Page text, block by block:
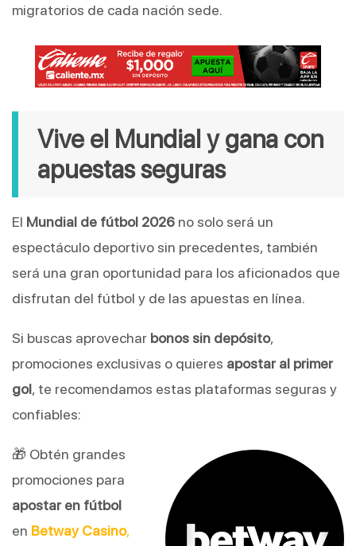
migratorios de cada nación sede.
Vive el Mundial y gana con
apuestas seguras
El Mundial de fútbol 2026 no solo será un
espectáculo deportivo sin precedentes, también
será una gran oportunidad para los aficionados que
disfrutan del fútbol y de las apuestas en línea.
Si buscas aprovechar bonos sin depósito,
promociones exclusivas o quieres apostar al primer
gol, te recomendamos estas plataformas seguras y
confiables:
🎁 Obtén grandes
promociones para
apostar en fútbol
en Betway Casino,